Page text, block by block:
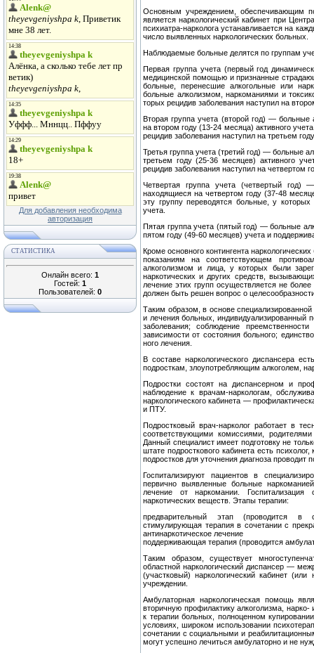
Для добавления необходима
авторизация
СТАТИСТИКА
Онлайн всего: 1
Гостей: 1
Пользователей: 0
Основным учреждением, обеспечивающим
является нарко­логический кабинет при
психиатра-нарколога устанавли­вается на
число выявленных наркологических больных.
Наблюдаемые больные делятся по группам
Первая группа учета (первый год
медицинской помощью и признанные
больные, перенесшие ал­когольные или
больные алколизмом, наркоманиями и
торых рецидив заболевания наступил на
Вторая группа учета (второй год) —
на втором году (13-24 месяца) активного
рецидив заболевания насту­пил на третьем
Третья группа учета (третий год) — больные
третьем году (25-36 месяцев) активного
рецидив заболевания наступил на четвертом
Четвертая группа учета (четвертый год)
находящиеся на чет­вертом году (37-48
эту группу переводятся больные, у
учета.
Пятая группа учета (пятый год) — больные
пятом году (49-60 месяцев) учета и
Кроме основного контингента
показани­ям на соответствующем
алкоголизмом и лица, у которых были
наркотических и других средств,
лечение этих групп осуществляется не
должен быть решен вопрос о
Таким образом, в основе
и лечения больных, индивидуализированный
заболевания; соблюде­ние
зависимости от состояния больного;
ного лечения.
В составе наркологического диспансера
подросткам, зло­употребляющим алкоголем,
Подростки состоят на диспансерном и
наблюдение к вра­чам-наркологам,
наркологического кабинета —
и ПТУ.
Подростковый врач-нарколог работает в
соответствую­щими комиссиями,
Данный специалист имеет под­готовку не
штате подросткового кабинета есть
подростков для уточнения диагноза
Госпитализируют пациентов в
первично выявлен­ные больные
лечение от наркомании.
наркотических веществ. Этапы терапии:
предварительный этап (проводится в
стимулирующая терапия в сочетании с
антинаркотическое лечение
поддерживающая терапия (проводится
Таким образом, существует
областной нарко­логический диспансер —
(участковый) наркологиче­ский кабинет
учреждении.
Амбулаторная наркологическая помощь
вторичную профилак­тику алкоголизма,
к терапии больных, полноценном
условиях, широком использовании
сочетании с социальными и
могут успешно лечиться амбулаторно и не